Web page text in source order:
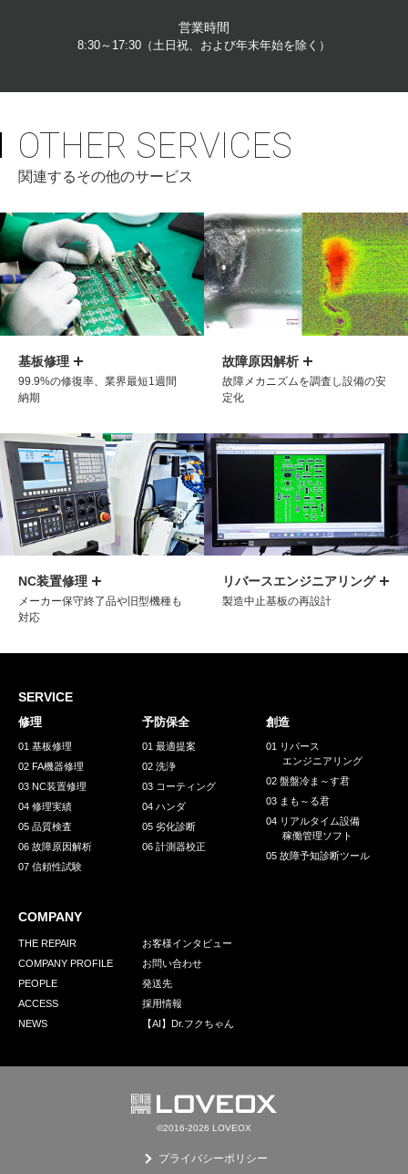
営業時間
8:30～17:30（土日祝、および年末年始を除く）
OTHER SERVICES
関連するその他のサービス
基板修理
99.9%の修復率、業界最短1週間
納期
故障原因解析
故障メカニズムを調査し設備の安
定化
NC装置修理
メーカー保守終了品や旧型機種も
対応
リバースエンジニアリング
製造中止基板の再設計
SERVICE
修理
01 基板修理
02 FA機器修理
03 NC装置修理
04 修理実績
05 品質検査
06 故障原因解析
07 信頼性試験
予防保全
01 最適提案
02 洗浄
03 コーティング
04 ハンダ
05 劣化診断
06 計測器校正
創造
01 リバース
エンジニアリング
02 盤盤冷ま～す君
03 まも～る君
04 リアルタイム設備
稼働管理ソフト
05 故障予知診断ツール
COMPANY
THE REPAIR
COMPANY PROFILE
PEOPLE
ACCESS
NEWS
お客様インタビュー
お問い合わせ
発送先
採用情報
【AI】Dr.フクちゃん
©2016-2026 LOVEOX
プライバシーポリシー